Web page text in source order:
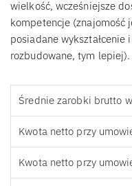
wielkość, wcześniejsze
kompetencje (znajomość
posiadane
rozbudowane, tym lepiej).
Średnie zarobki brutto
Kwota netto przy
Kwota netto przy